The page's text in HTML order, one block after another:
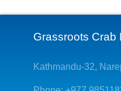
Grassroots Crab
Kathmandu-32,